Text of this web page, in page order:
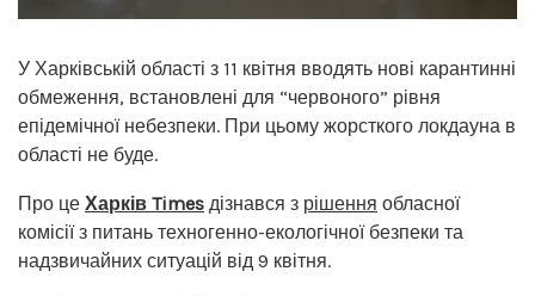
У Харківській області з 11 квітня вводять нові карантинні
обмеження, встановлені для “червоного” рівня
епідемічної небезпеки. При цьому жорсткого локдауна в
області не буде.
Про це Харків Times дізнався з рішення обласної
комісії з питань техногенно-екологічної безпеки та
надзвичайних ситуацій від 9 квітня.